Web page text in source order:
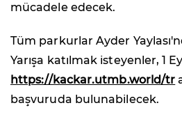
mücadele edecek.
Tüm parkurlar Ayder
Yarışa katılmak isteyenler, 1
https://kackar.utmb.world/tr
başvuruda bulunabilecek.